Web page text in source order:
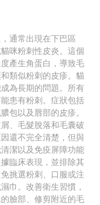
通常出現在下巴區
咪粉刺性皮炎。這個
產生角蛋白，導致毛
類似粉刺的皮疹。貓
為長期的問題。所有
患有粉刺。症狀包括
包以及唇部的皮疹。
、毛髮脫落和毛囊破
還不完全清楚，但與
潔以及免疫屏障功能
臨床表現，並排除其
挑選粉刺、口服或注
巾。改善衛生習慣，
臉部、修剪附近的毛